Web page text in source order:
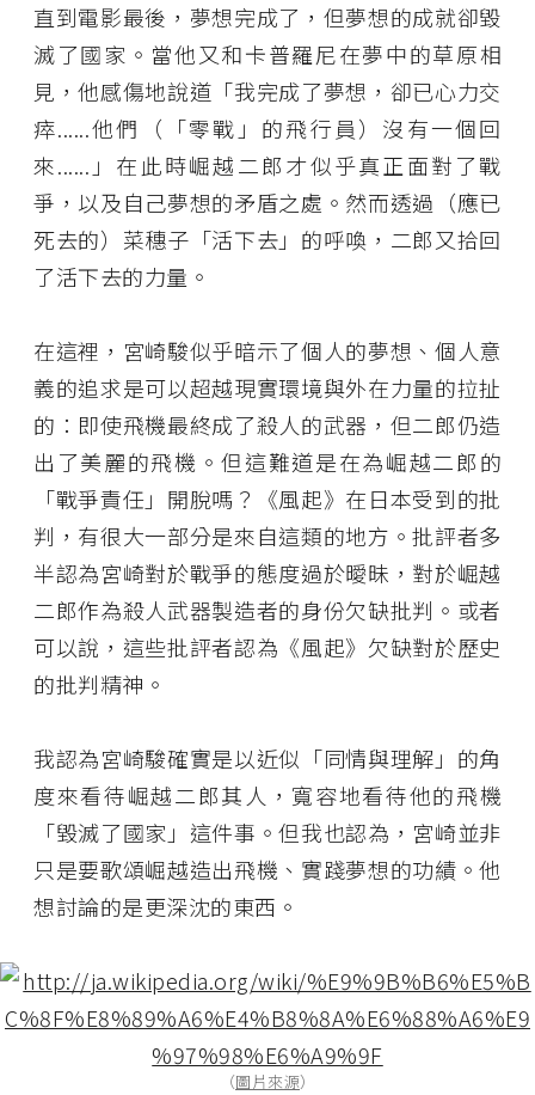
直到電影最後，夢想完成了，但夢想的成就卻毀
滅了國家。當他又和卡普羅尼在夢中的草原相
見，他感傷地說道「我完成了夢想，卻已心力交
瘁......他們（「零戰」的飛行員）沒有一個回
來......」在此時崛越二郎才似乎真正面對了戰
爭，以及自己夢想的矛盾之處。然而透過（應已
死去的）菜穗子「活下去」的呼喚，二郎又拾回
了活下去的力量。
在這裡，宮崎駿似乎暗示了個人的夢想、個人意
義的追求是可以超越現實環境與外在力量的拉扯
的：即使飛機最終成了殺人的武器，但二郎仍造
出了美麗的飛機。但這難道是在為崛越二郎的
「戰爭責任」開脫嗎？《風起》在日本受到的批
判，有很大一部分是來自這類的地方。批評者多
半認為宮崎對於戰爭的態度過於曖昧，對於崛越
二郎作為殺人武器製造者的身份欠缺批判。或者
可以說，這些批評者認為《風起》欠缺對於歷史
的批判精神。
我認為宮崎駿確實是以近似「同情與理解」的角
度來看待崛越二郎其人，寬容地看待他的飛機
「毀滅了國家」這件事。但我也認為，宮崎並非
只是要歌頌崛越造出飛機、實踐夢想的功績。他
想討論的是更深沈的東西。
（圖片來源）